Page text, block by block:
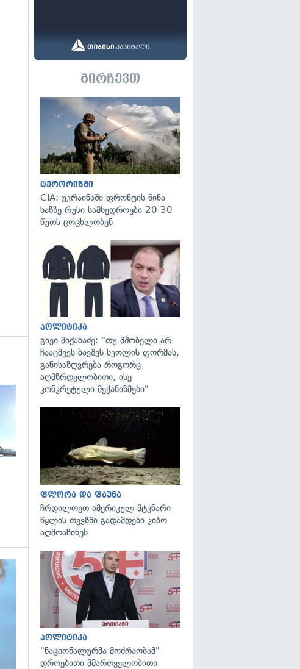
გადახედვა
გირჩევთ
ტერორიზმი
CIA: უკრაინაში ფრონტის წინა
ხაზზე რუსი სამხედროები 20-30
წუთს ცოცხლობენ
პოლიტიკა
გივი მიქანაძე: "თუ მშობელი არ
ჩააცმევს ბავშვს სკოლის ფორმას,
განისაზღვრება როგორც
აღმზრდელობითი, ისე
კონკრეტული მექანიზმები"
ფლორა და ფაუნა
ჩრდილოეთ ამერიკულ მტკნარი
წყლის თევზში გადამდები კიბო
აღმოაჩინეს
პოლიტიკა
"ნაციონალურმა მოძრაობამ"
დროებითი მმართველობითი